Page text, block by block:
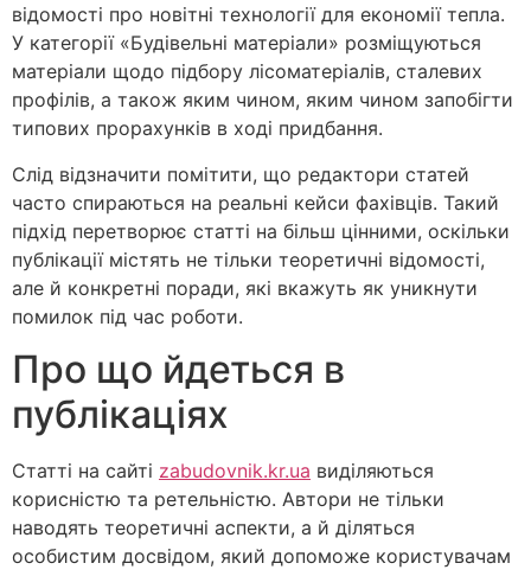
відомості про новітні технології для економії тепла.
У категорії «Будівельні матеріали» розміщуються
матеріали щодо підбору лісоматеріалів, сталевих
профілів, а також яким чином, яким чином запобігти
типових прорахунків в ході придбання.
Слід відзначити помітити, що редактори статей
часто спираються на реальні кейси фахівців. Такий
підхід перетворює статті на більш цінними, оскільки
публікації містять не тільки теоретичні відомості,
але й конкретні поради, які вкажуть як уникнути
помилок під час роботи.
Про що йдеться в
публікаціях
Статті на сайті zabudovnik.kr.ua виділяються
корисністю та ретельністю. Автори не тільки
наводять теоретичні аспекти, а й діляться
особистим досвідом, який допоможе користувачам